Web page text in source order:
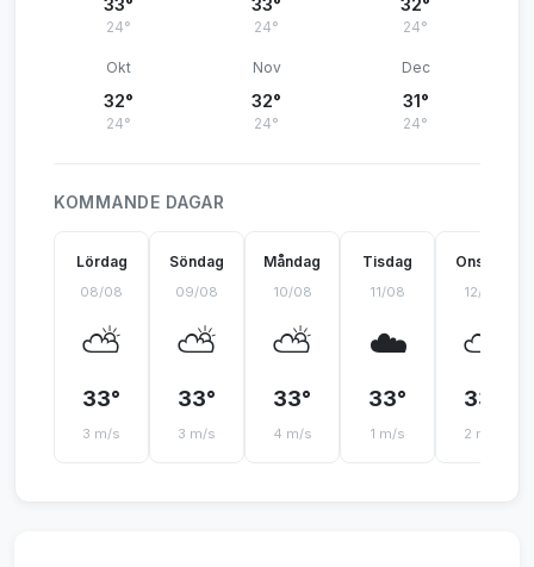
33°
24°
33°
24°
32°
24°
Okt
32°
24°
Nov
32°
24°
Dec
31°
24°
KOMMANDE DAGAR
Lördag
08/08
⛅
33°
3 m/s
Söndag
09/08
⛅
33°
3 m/s
Måndag
10/08
⛅
33°
4 m/s
Tisdag
11/08
☁️
33°
1 m/s
Onsdag
12/08
⛅
33°
2 m/s